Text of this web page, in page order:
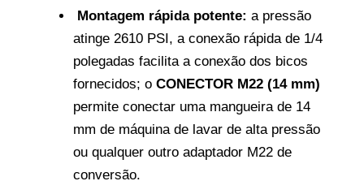
Montagem rápida potente: a pressão
atinge 2610 PSI, a conexão rápida de 1/4
polegadas facilita a conexão dos bicos
fornecidos; o CONECTOR M22 (14 mm)
permite conectar uma mangueira de 14
mm de máquina de lavar de alta pressão
ou qualquer outro adaptador M22 de
conversão.